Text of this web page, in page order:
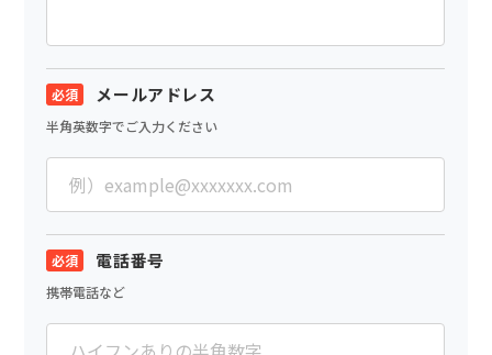
メールアドレス
半角英数字でご入力ください
電話番号
携帯電話など